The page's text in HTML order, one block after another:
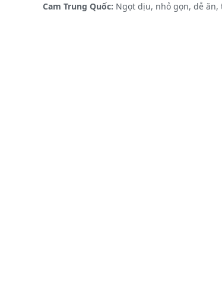
Cam Trung Quốc: Ngọt dịu, nhỏ gọn, dễ